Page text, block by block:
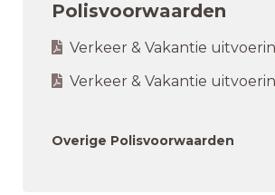
Polisvoorwaarden
Verkeer & Vakantie
Verkeer & Vakantie
Overige Polisvoorwaarden